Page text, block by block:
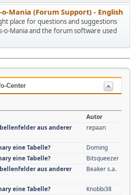
o-Mania (Forum Support) - English
place for questions and suggestions
o-Mania and the forum software used
Center
Autor
aus anderer
repaan
eine Tabelle?
Doming
eine Tabelle?
Bitsqueezer
aus anderer
Beaker s.a.
eine Tabelle?
Knobbi38